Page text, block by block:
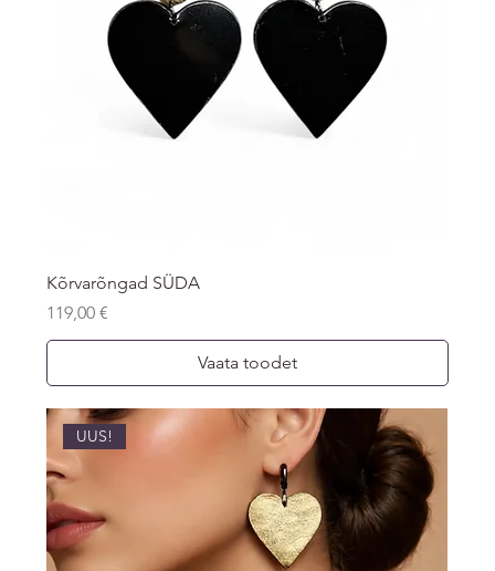
Kõrvarõngad SÜDA
Price
119,00 €
Vaata toodet
UUS!